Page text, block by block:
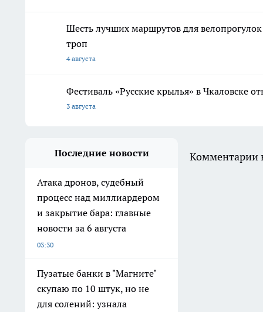
Шесть лучших маршрутов для
троп
4 августа
Фестиваль «Русские крылья» в Чкаловске
3 августа
Последние новости
Атака дронов, судебный
процесс над миллиардером
и закрытие бара: главные
новости за 6 августа
03:30
Пузатые банки в "Магните"
скупаю по 10 штук, но не
для солений: узнала
Комментарии